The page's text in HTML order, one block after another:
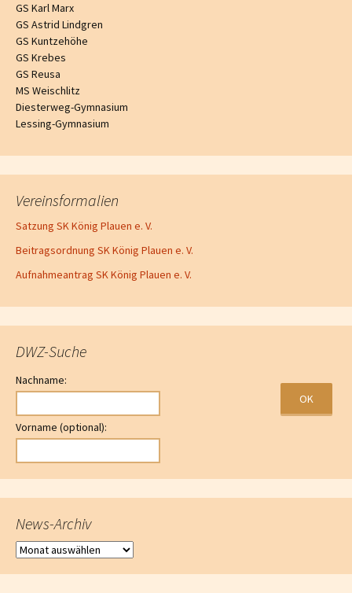
GS Karl Marx
GS Astrid Lindgren
GS Kuntzehöhe
GS Krebes
GS Reusa
MS Weischlitz
Diesterweg-Gymnasium
Lessing-Gymnasium
Vereinsformalien
Satzung SK König Plauen e. V.
Beitragsordnung SK König Plauen e. V.
Aufnahmeantrag SK König Plauen e. V.
DWZ-Suche
Nachname:
Vorname (optional):
News-Archiv
News-Archiv